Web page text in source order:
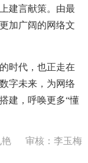
建言献策。由最
加广阔的网络文
时代，也正走在
字未来，为网络
建，呼唤更多“懂
审核：李玉梅